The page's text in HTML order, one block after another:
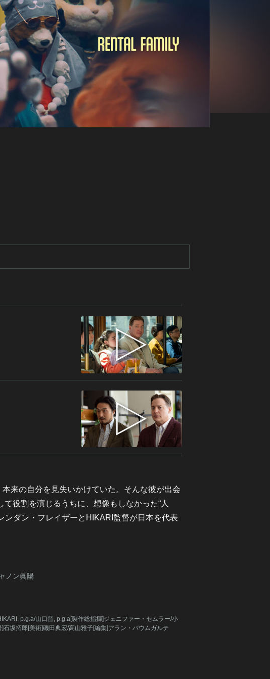
来の自分を見失いかけていた。そんな彼が出会
役割を演じるうちに、想像もしなかった“人
ンダン・フレイザーとHIKARI監督が日本を代表
ノン眞陽
p.g.a/山口晋, p.g.a[製作総指揮]ジェニファー・セムラー/小
坂拓郎[美術]磯田典宏/高山雅子[編集]アラン・バウムガルテ